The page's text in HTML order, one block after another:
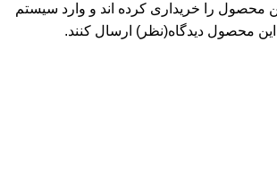
محصول را خریداری کرده اند و وارد سیستم
این محصول دیدگاه(نظر) ارسال کنند.